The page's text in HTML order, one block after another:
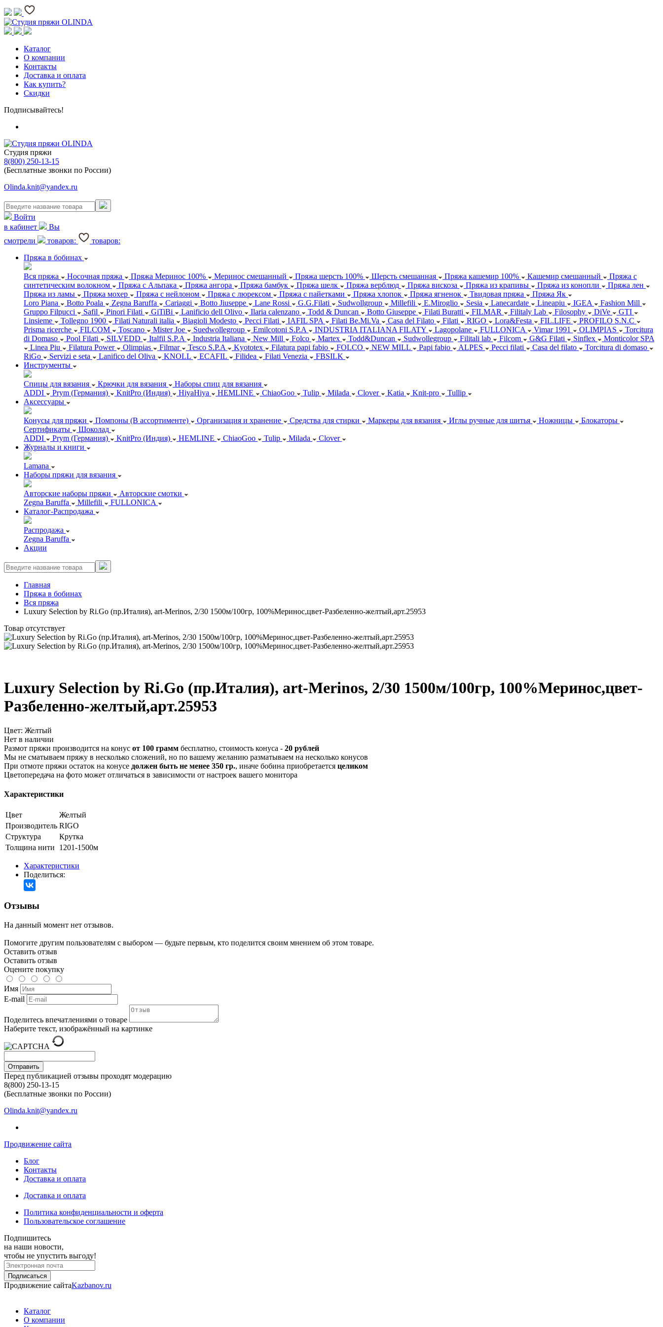
Каталог
О компании
Контакты
Доставка и оплата
Как купить?
Скидки
Подписывайтесь!
Студия пряжи
8(800) 250-13-15
(Бесплатные звонки по России)
Olinda.knit@yandex.ru
Войти
в кабинет
Вы
смотрели
товаров:
товаров:
Пряжа в бобинах
Вся пряжа Носочная пряжа Пряжа Меринос 100% Меринос смешанный Пряжа шерсть 100% Шерсть смешанная Пряжа кашемир 100% Кашемир смешанный
Пряжа с
синтетическим волокном
Пряжа с Альпака Пряжа ангора Пряжа бамбук Пряжа шелк Пряжа верблюд Пряжа вискоза Пряжа из крапивы Пряжа из конопли
Пряжа лен
Пряжа из ламы
Пряжа мохер Пряжа с нейлоном Пряжа с люрексом Пряжа с пайетками Пряжа хлопок Пряжа ягненок Твидовая пряжа
Пряжа Як
Loro Piana
Botto Poala Zegna Baruffa Cariaggi Botto Jiuseppe Lane Rossi G.G.Filati Sudwollgroup Millefili E.Miroglio Sesia Lanecardate Lineapiu IGEA
Fashion Mill
Gruppo Filpucci
Safil Pinori Filati GiTiBi Lanificio dell Olivo Ilaria calenzano Todd & Duncan Botto Giuseppe Filati Buratti FILMAR Filitaly Lab Filosophy DiVe
GTI
Linsieme
Tollegno 1900 Filati Naturali italia Biagioli Modesto Pecci Filati IAFIL SPA Filati Be.Mi.Va Casa del Filato Filati RIGO Lora&Festa FIL.LIFE
PROFILO S.N.C
Prisma ricerche
FILCOM Toscano Mister Joe Suedwollegroup Emilcotoni S.P.A INDUSTRIA ITALIANA FILATY Lagopolane FULLONICA Vimar 1991 OLIMPIAS
Torcitura
di Domaso
Pool Filati SILVEDD Italfil S.P.A Industria Italiana New Mill Folco Martex Todd&Duncan Sudwollegroup Filitali lab Filcom G&G Filati Sinflex
Monticolor SPA
Linea Piu
Filatura Power Olimpias Filmar Tesco S.P.A Kyototex Filatura papi fabio FOLCO NEW MILL Papi fabio ALPES Pecci filati Casa del filato
Torcitura di domaso
RiGo
Servizi e seta Lanifico del Oliva KNOLL ECAFIL Filidea Filati Venezia
FBSILK
Инструменты
Спицы для вязания Крючки для вязания
Наборы спиц для вязания
ADDI
Prym (Германия) KnitPro (Индия) HiyaHiya HEMLINE ChiaoGoo Tulip Milada Clover Katia Knit-pro
Tullip
Аксессуары
Конусы для пряжи Помпоны (В ассортименте) Организация и хранение Средства для стирки Маркеры для вязания Иглы ручные для шитья Ножницы
Блокаторы
Сертификаты
Шоколад
ADDI
Prym (Германия) KnitPro (Индия) HEMLINE ChiaoGoo Tulip Milada
Clover
Журналы и книги
Lamana
Наборы пряжи для вязания
Авторские наборы пряжи
Авторские смотки
Zegna Baruffa
Millefili
FULLONICA
Каталог-Распродажа
Распродажа
Zegna Baruffa
Акции
Главная
Пряжа в бобинах
Вся пряжа
Luxury Selection by Ri.Go (пр.Италия), art-Merinos, 2/30 1500м/100гр, 100%Меринос,цвет-Разбеленно-желтый,арт.25953
Товар отсутствует
Luxury Selection by Ri.Go (пр.Италия), art-Merinos, 2/30 1500м/100гр, 100%Меринос,цвет-
Разбеленно-желтый,арт.25953
Цвет: Желтый
Нет в наличии
Размот пряжи производится на конус от 100 грамм бесплатно, стоимость конуса - 20 рублей
Мы не сматываем пряжу в несколько сложений, но по вашему желанию разматываем на несколько конусов
При отмоте пряжи остаток на конусе должен быть не менее 350 гр., иначе бобина приобретается целиком
Цветопередача на фото может отличаться в зависимости от настроек вашего монитора
Характеристики
Цвет
Желтый
Производитель RIGO
Структура
Крутка
Толщина нити
1201-1500м
Характеристики
Поделиться:
Отзывы
На данный момент нет отзывов.
Помогите другим пользователям с выбором — будьте первым, кто поделится своим мнением об этом товаре.
Оставить отзыв
Оставить отзыв
Оцените покупку
Имя
E-mail
Поделитесь впечатлениями о товаре
Наберите текст, изображённый на картинке
Отправить
Перед публикацией отзывы проходят модерацию
8(800) 250-13-15
(Бесплатные звонки по России)
Olinda.knit@yandex.ru
Продвижение сайта
Блог
Контакты
Доставка и оплата
Доставка и оплата
Политика конфиденциальности и оферта
Пользовательское соглашение
Подпишитесь
на наши новости,
чтобы не упустить выгоду!
Продвижение сайтаKazbanov.ru
Каталог
О компании